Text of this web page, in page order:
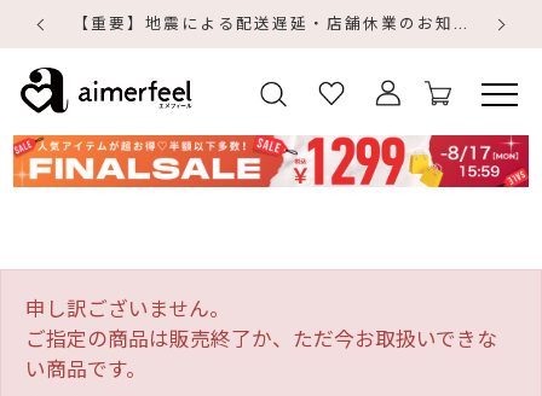
【重要】地震による配送遅延・店舗休業のお知らせ
申し訳ございません。
ご指定の商品は販売終了か、ただ今お取扱いできな
い商品です。